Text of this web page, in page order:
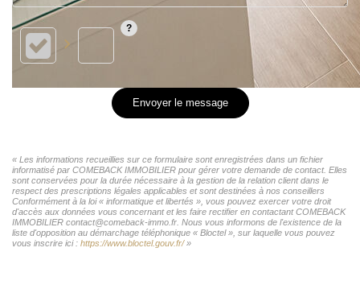
Envoyer le message
« Les informations recueillies sur ce formulaire sont enregistrées dans un fichier
informatisé par COMEBACK IMMOBILIER pour gérer votre demande de contact. Elles
sont conservées pour la durée nécessaire à la gestion de la relation client dans le
respect des prescriptions légales applicables et sont destinées à nos conseillers
Conformément à la loi « informatique et libertés », vous pouvez exercer votre droit
d'accès aux données vous concernant et les faire rectifier en contactant COMEBACK
IMMOBILIER contact@comeback-immo.fr. Nous vous informons de l'existence de la
liste d'opposition au démarchage téléphonique « Bloctel », sur laquelle vous pouvez
vous inscrire ici : https://www.bloctel.gouv.fr/»